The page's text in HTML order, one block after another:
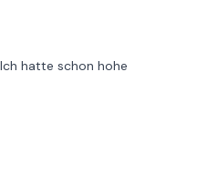
hatte schon hohe